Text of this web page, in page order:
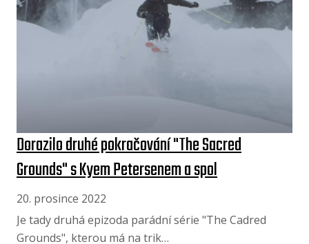
Dorazilo druhé pokračování "The Sacred
Grounds" s Kyem Petersenem a spol
20. prosince 2022
Je tady druhá epizoda parádní série "The Cadred
Grounds", kterou má na trik…